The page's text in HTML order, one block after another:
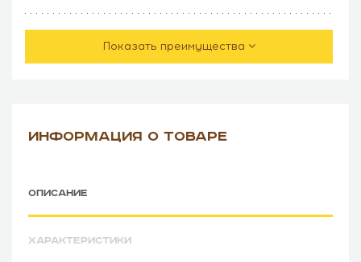
Показать преимущества
ИНФОРМАЦИЯ О ТОВАРЕ
ОПИСАНИЕ
ХАРАКТЕРИСТИКИ